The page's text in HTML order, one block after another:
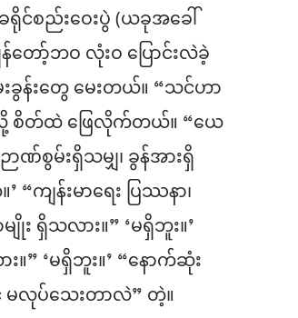
င်စည်းဝေးပွဲ (ယခုအခေါ်
ော့်ဘဝ လုံးဝ ပြောင်းလဲခဲ့
ခွန်းတွေ မေးတယ်။ “သင်ဟာ
’ လို့ စိတ်ထဲ ဖြေလိုက်တယ်။ “ယေ
ဏ်စွမ်းရှိသမျှ၊ ခွန်အားရှိ
ကျန်းမာရေး ပြဿနာ၊
ရှိသလား။” ‘မရှိဘူး။’
” ‘မရှိဘူး။’ “နောက်ဆုံး
မလုပ်သေးတာလဲ” တဲ့။